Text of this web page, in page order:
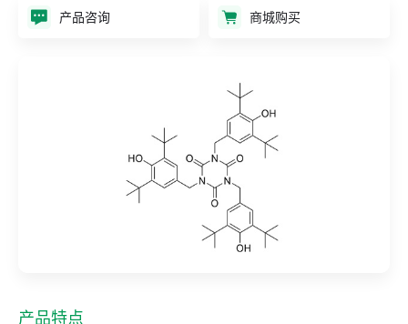
产品特点
产品咨询 商城购买